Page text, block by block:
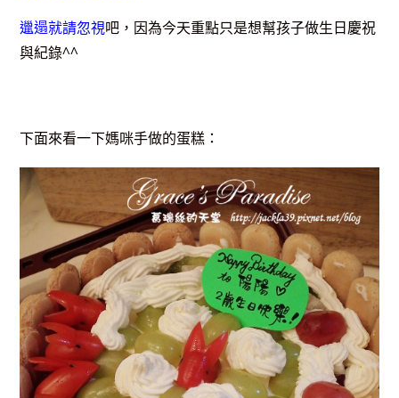
邋遢就請忽視吧，因為今天重點只是想幫孩子做生日慶祝
與紀錄^^
下面來看一下媽咪手做的蛋糕：